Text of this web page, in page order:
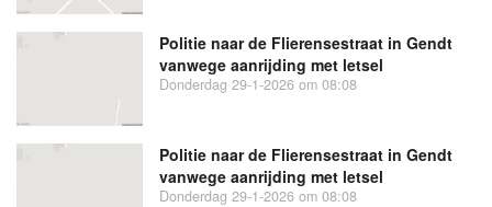
Politie naar de Flierensestraat in Gendt
vanwege aanrijding met letsel
Donderdag 29-1-2026 om 08:08
Politie naar de Flierensestraat in Gendt
vanwege aanrijding met letsel
Donderdag 29-1-2026 om 08:08